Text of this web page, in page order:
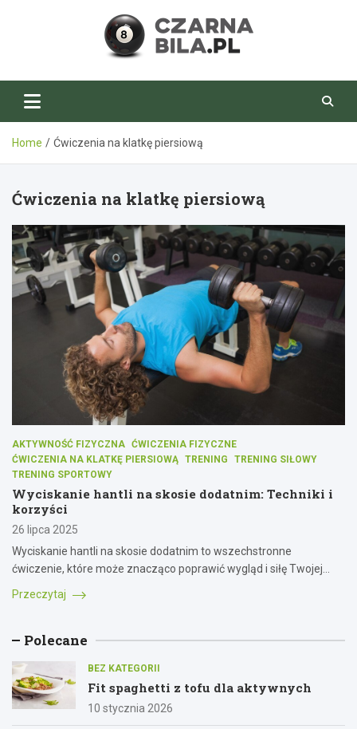
CzarnaBila.pl
Home Ćwiczenia na klatkę piersiową
Ćwiczenia na klatkę piersiową
AKTYWNOŚĆ FIZYCZNA ĆWICZENIA FIZYCZNE
ĆWICZENIA NA KLATKĘ PIERSIOWĄ TRENING
TRENING SIŁOWY
TRENING SPORTOWY
Wyciskanie hantli na skosie dodatnim: Techniki i
korzyści
26 lipca 2025
Wyciskanie hantli na skosie dodatnim to wszechstronne
ćwiczenie, które może znacząco poprawić wygląd i siłę Twojej…
Przeczytaj
Polecane
BEZ KATEGORII
Fit spaghetti z tofu dla aktywnych
10 stycznia 2026